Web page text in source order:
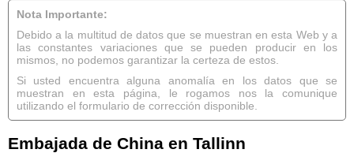
Nota Importante:
Debido a la multitud de datos que se muestran en esta Web y a
las constantes variaciones que se pueden producir en los
mismos, no podemos garantizar la certeza de estos.
Si usted encuentra alguna anomalía en los datos que se
muestran en esta página, le rogamos nos la comunique
utilizando el formulario de corrección disponible.
Embajada de China en Tallinn